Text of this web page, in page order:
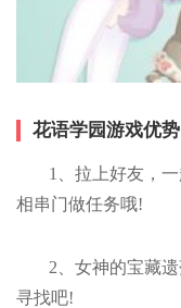
花语学园游戏优势
1、拉上好友，
相串门做任务哦!
2、女神的宝藏
寻找吧!